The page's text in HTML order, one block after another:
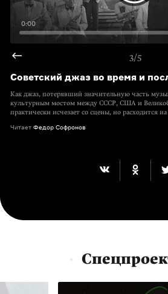
0:00
3/5
Советский джаз во время и
Как джаз, потерявший значительную часть
культурным мостом между СССР, США и
практически исчезает со сцены, но расходится
Читает Федор Софронов